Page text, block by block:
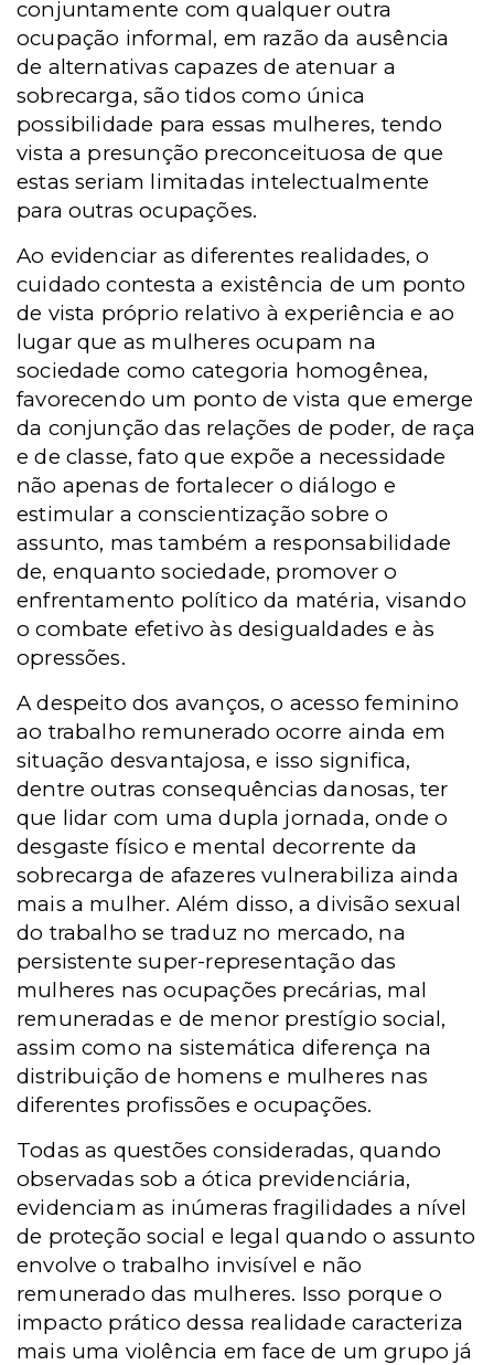
conjuntamente com qualquer outra
ocupação informal, em razão da ausência
de alternativas capazes de atenuar a
sobrecarga, são tidos como única
possibilidade para essas mulheres, tendo
vista a presunção preconceituosa de que
estas seriam limitadas intelectualmente
para outras ocupações.
Ao evidenciar as diferentes realidades, o
cuidado contesta a existência de um ponto
de vista próprio relativo à experiência e ao
lugar que as mulheres ocupam na
sociedade como categoria homogênea,
favorecendo um ponto de vista que emerge
da conjunção das relações de poder, de raça
e de classe, fato que expõe a necessidade
não apenas de fortalecer o diálogo e
estimular a conscientização sobre o
assunto, mas também a responsabilidade
de, enquanto sociedade, promover o
enfrentamento político da matéria, visando
o combate efetivo às desigualdades e às
opressões.
A despeito dos avanços, o acesso feminino
ao trabalho remunerado ocorre ainda em
situação desvantajosa, e isso significa,
dentre outras consequências danosas, ter
que lidar com uma dupla jornada, onde o
desgaste físico e mental decorrente da
sobrecarga de afazeres vulnerabiliza ainda
mais a mulher. Além disso, a divisão sexual
do trabalho se traduz no mercado, na
persistente super-representação das
mulheres nas ocupações precárias, mal
remuneradas e de menor prestígio social,
assim como na sistemática diferença na
distribuição de homens e mulheres nas
diferentes profissões e ocupações.
Todas as questões consideradas, quando
observadas sob a ótica previdenciária,
evidenciam as inúmeras fragilidades a nível
de proteção social e legal quando o assunto
envolve o trabalho invisível e não
remunerado das mulheres. Isso porque o
impacto prático dessa realidade caracteriza
mais uma violência em face de um grupo já